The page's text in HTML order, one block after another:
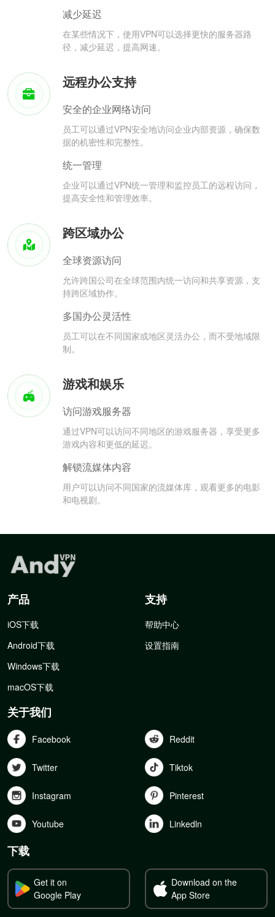
减少延迟
在某些情况下，使用VPN可以选择更快的服务器路
径，减少延迟，提高网速。
远程办公支持
安全的企业网络访问
员工可以通过VPN安全地访问企业内部资源，确保数
据的机密性和完整性。
统一管理
企业可以通过VPN统一管理和监控员工的远程访问，
提高安全性和管理效率。
跨区域办公
全球资源访问
允许跨国公司在全球范围内统一访问和共享资源，支
持跨区域协作。
多国办公灵活性
员工可以在不同国家或地区灵活办公，而不受地域限
制。
游戏和娱乐
访问游戏服务器
通过VPN可以访问不同地区的游戏服务器，享受更多
游戏内容和更低的延迟。
解锁流媒体内容
用户可以访问不同国家的流媒体库，观看更多的电影
和电视剧。
产品
iOS下载
Android下载
Windows下载
macOS下载
支持
帮助中心
设置指南
关于我们
Facebook Reddit
Twitter Tiktok
Instagram Pinterest
Youtube Linkedln
下载
Get it on
Google Play
Download on the
App Store